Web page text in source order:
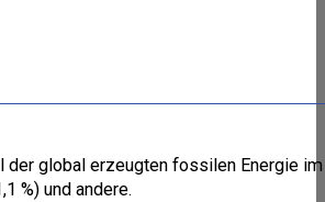
der global erzeugten fossilen Energie
%) und andere.